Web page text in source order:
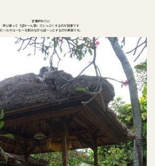
仕事終わりに
家に帰って「ぽかーん亭」でいっぷくするのが日課です
ビールやコーヒーを飲みながらぼーっとするのが最高です。